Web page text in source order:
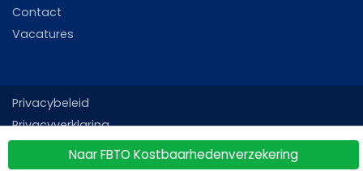
Naar FBTO Kostbaarhedenverzekering
Contact
Vacatures
Privacybeleid
Privacyverklaring
Gebruiksvoorwaarden